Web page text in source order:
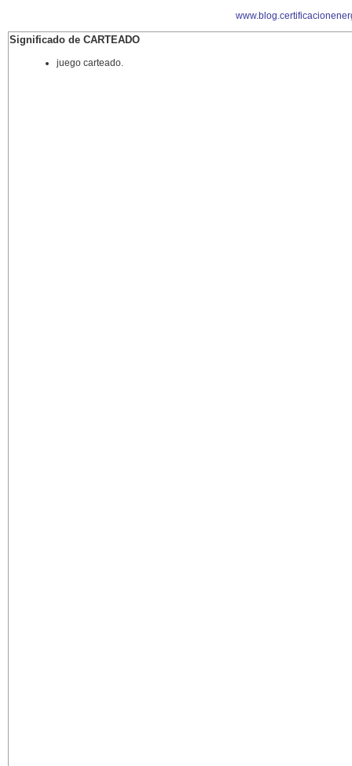
Significado de CARTEADO
juego carteado.